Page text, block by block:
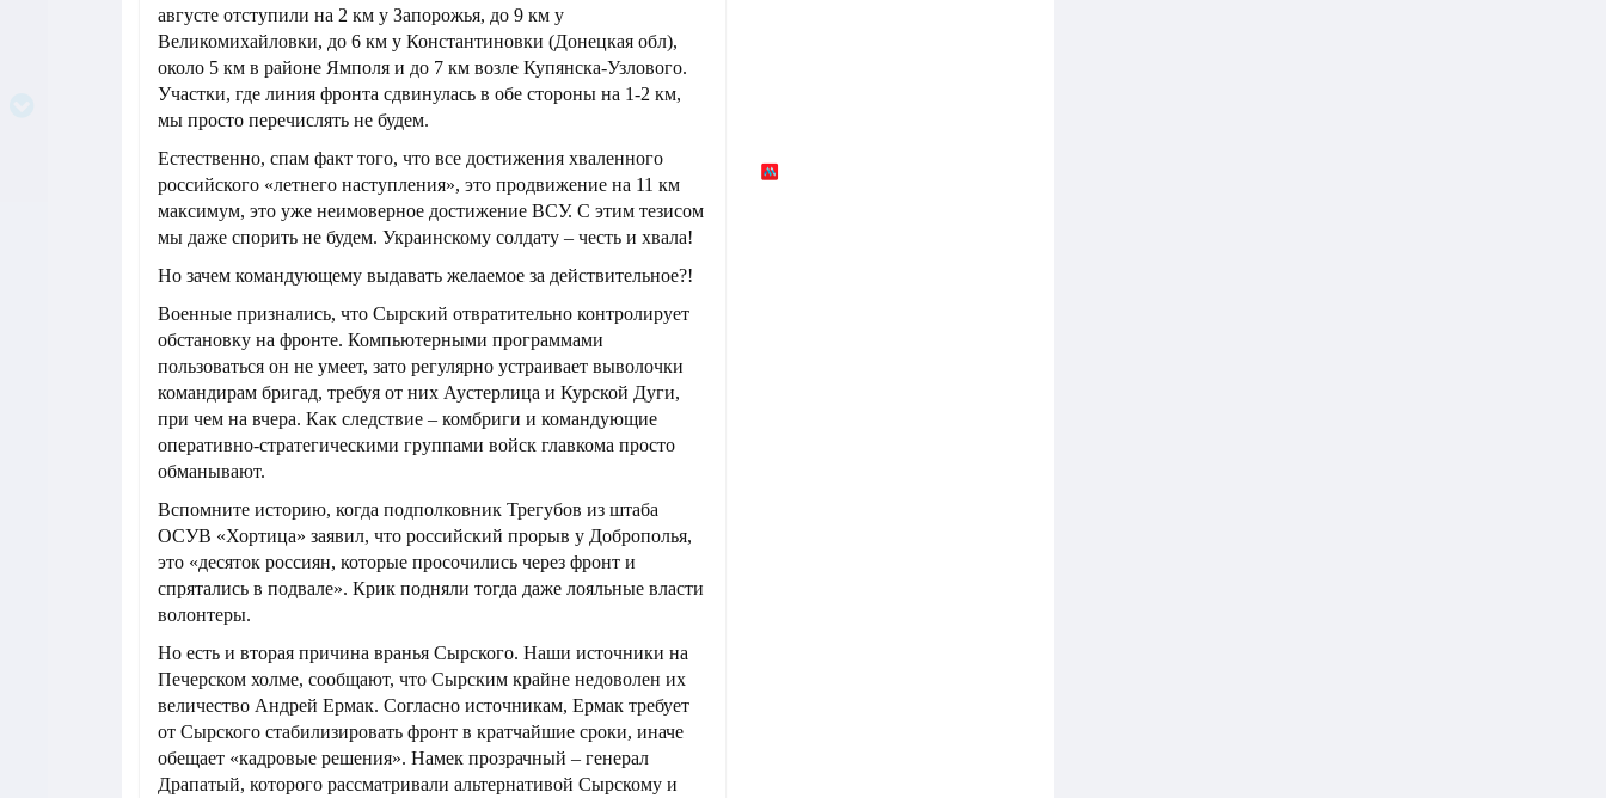
августе отступили на 2 км у Запорожья, до 9 км у
Великомихайловки, до 6 км у Константиновки (Донецкая обл),
около 5 км в районе Ямполя и до 7 км возле Купянска-Узлового.
Участки, где линия фронта сдвинулась в обе стороны на 1-2 км,
мы просто перечислять не будем.
Естественно, спам факт того, что все достижения хваленного
российского «летнего наступления», это продвижение на 11 км
максимум, это уже неимоверное достижение ВСУ. С этим тезисом
мы даже спорить не будем. Украинскому солдату – честь и хвала!
Но зачем командующему выдавать желаемое за действительное?!
Военные признались, что Сырский отвратительно контролирует
обстановку на фронте. Компьютерными программами
пользоваться он не умеет, зато регулярно устраивает выволочки
командирам бригад, требуя от них Аустерлица и Курской Дуги,
при чем на вчера. Как следствие – комбриги и командующие
оперативно-стратегическими группами войск главкома просто
обманывают.
Вспомните историю, когда подполковник Трегубов из штаба
ОСУВ «Хортица» заявил, что российский прорыв у Доброполья,
это «десяток россиян, которые просочились через фронт и
спрятались в подвале». Крик подняли тогда даже лояльные власти
волонтеры.
Но есть и вторая причина вранья Сырского. Наши источники на
Печерском холме, сообщают, что Сырским крайне недоволен их
величество Андрей Ермак. Согласно источникам, Ермак требует
от Сырского стабилизировать фронт в кратчайшие сроки, иначе
обещает «кадровые решения». Намек прозрачный – генерал
Драпатый, которого рассматривали альтернативой Сырскому и